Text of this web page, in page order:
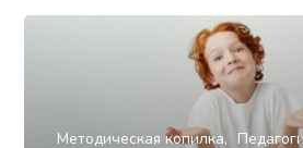
Методическая копилка